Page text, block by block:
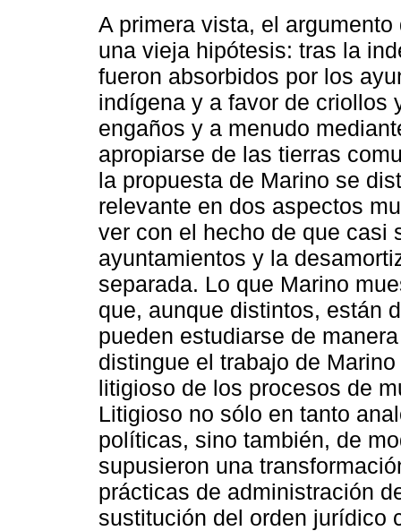
A primera vista, el
una vieja hipótesis: tras la
fueron absorbidos por los
indígena y a favor de criollos
engaños y a menudo
apropiarse de las tierras
la propuesta de Marino se
relevante en dos aspectos
ver con el hecho de que casi
ayuntamientos y la
separada. Lo que Marino
que, aunque distintos, están
pueden estudiarse de
distingue el trabajo de
litigioso de los procesos de
Litigioso no sólo en tanto
políticas, sino también, de
supusieron una
prácticas de administración
sustitución del orden jurídico